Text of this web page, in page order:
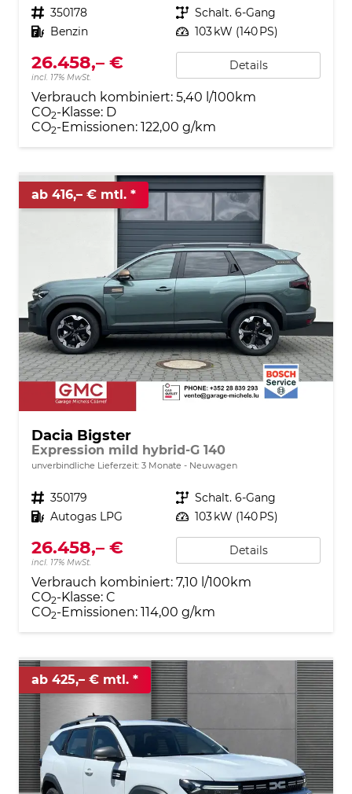
Fahrzeugnr. 350178 Getriebe Schalt. 6-Gang
Kraftstoff Benzin Leistung 103 kW (140 PS)
26.458,– €
incl. 17% MwSt.
Details
Verbrauch kombiniert: 5,40 l/100km
CO2-Klasse: D
CO2-Emissionen: 122,00 g/km
ab 416,– € mtl.
Dacia Bigster
Expression mild hybrid-G 140
unverbindliche Lieferzeit: 3 Monate Neuwagen
Fahrzeugnr. 350179 Getriebe Schalt. 6-Gang
Kraftstoff Autogas LPG Leistung 103 kW (140 PS)
26.458,– €
incl. 17% MwSt.
Details
Verbrauch kombiniert: 7,10 l/100km
CO2-Klasse: C
CO2-Emissionen: 114,00 g/km
ab 425,– € mtl.